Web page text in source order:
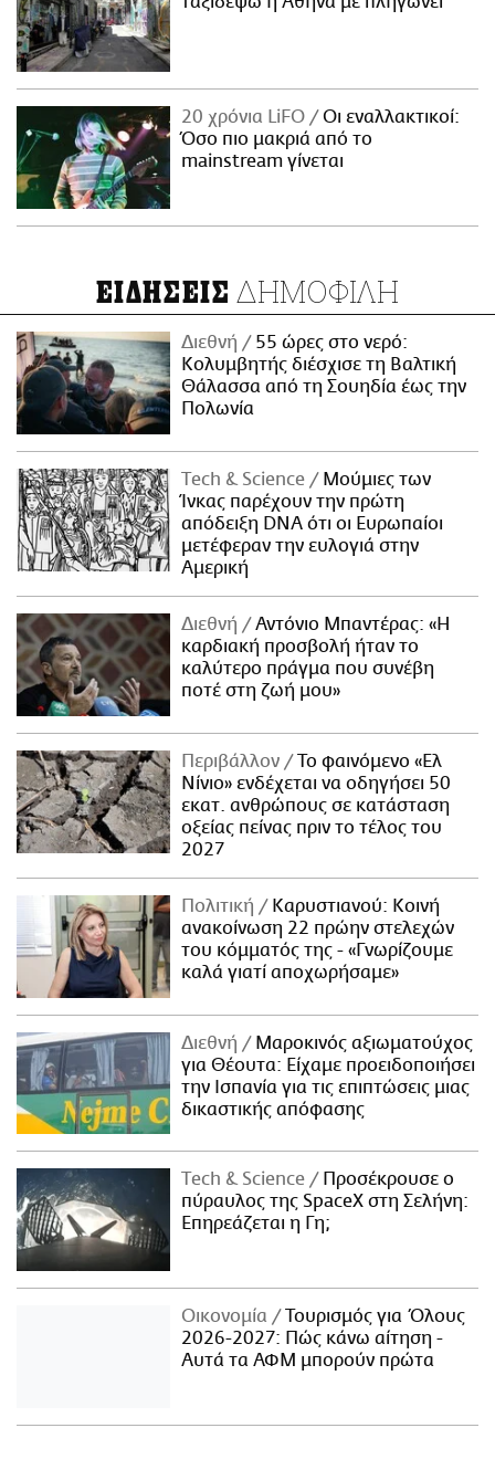
20 χρόνια LiFO
Οι εναλλακτικοί:
Όσο πιο μακριά από το
mainstream γίνεται
ΕΙΔΗΣΕΙΣ ΔΗΜΟΦΙΛΗ
Διεθνή
55 ώρες στο νερό:
Κολυμβητής διέσχισε τη Βαλτική
Θάλασσα από τη Σουηδία έως την
Πολωνία
Τech & Science
Μούμιες των
Ίνκας παρέχουν την πρώτη
απόδειξη DNA ότι οι Ευρωπαίοι
μετέφεραν την ευλογιά στην
Αμερική
Διεθνή
Αντόνιο Μπαντέρας: «Η
καρδιακή προσβολή ήταν το
καλύτερο πράγμα που συνέβη
ποτέ στη ζωή μου»
Περιβάλλον
Το φαινόμενο «Ελ
Νίνιο» ενδέχεται να οδηγήσει 50
εκατ. ανθρώπους σε κατάσταση
οξείας πείνας πριν το τέλος του
2027
Πολιτική
Καρυστιανού: Κοινή
ανακοίνωση 22 πρώην στελεχών
του κόμματός της - «Γνωρίζουμε
καλά γιατί αποχωρήσαμε»
Διεθνή
Μαροκινός αξιωματούχος
για Θέουτα: Είχαμε προειδοποιήσει
την Ισπανία για τις επιπτώσεις μιας
δικαστικής απόφασης
Τech & Science
Προσέκρουσε ο
πύραυλος της SpaceX στη Σελήνη:
Επηρεάζεται η Γη;
Οικονομία
Τουρισμός για Όλους
2026-2027: Πώς κάνω αίτηση -
Αυτά τα ΑΦΜ μπορούν πρώτα